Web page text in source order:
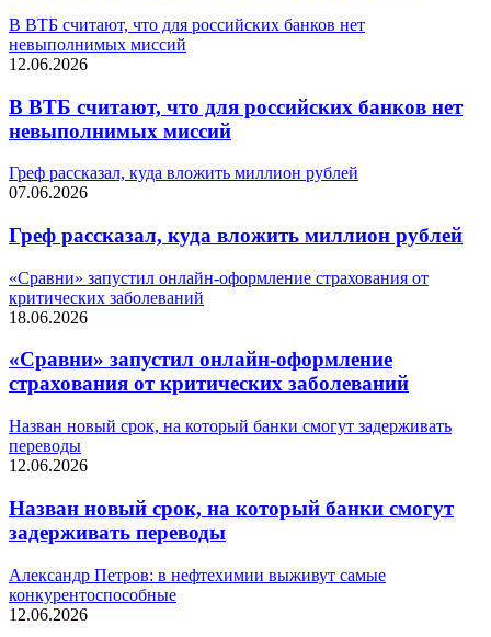
В ВТБ считают, что для российских банков нет
невыполнимых миссий
12.06.2026
В ВТБ считают, что для российских банков нет
невыполнимых миссий
Греф рассказал, куда вложить миллион рублей
07.06.2026
Греф рассказал, куда вложить миллион рублей
«Сравни» запустил онлайн-оформление страхования от
критических заболеваний
18.06.2026
«Сравни» запустил онлайн-оформление
страхования от критических заболеваний
Назван новый срок, на который банки смогут задерживать
переводы
12.06.2026
Назван новый срок, на который банки смогут
задерживать переводы
Александр Петров: в нефтехимии выживут самые
конкурентоспособные
12.06.2026